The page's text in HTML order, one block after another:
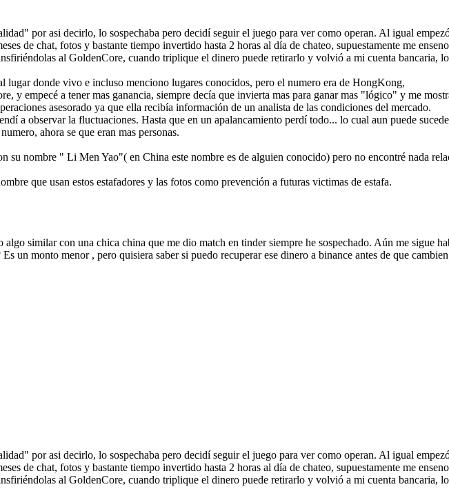
por asi decirlo, lo sospechaba pero decidí seguir el juego para ver como operan. Al igual
de chat, fotos y bastante tiempo invertido hasta 2 horas al día de chateo, supuestamente me
al GoldenCore, cuando triplique el dinero puede retirarlo y volvió a mi cuenta bancaria,
lugar donde vivo e incluso menciono lugares conocidos, pero el numero era de HongKong,
y empecé a tener mas ganancia, siempre decía que invierta mas para ganar mas "lógico" y me
asesorado ya que ella recibía información de un analista de las condiciones del mercado.
a observar la fluctuaciones. Hasta que en un apalancamiento perdí todo... lo cual aun puede
ahora se que eran mas personas.
su nombre " Li Men Yao"( en China este nombre es de alguien conocido) pero no encontré nada
que usan estos estafadores y las fotos como prevención a futuras victimas de estafa.
algo similar con una chica china que me dio match en tinder siempre he sospechado. Aún me sigue
un monto menor , pero quisiera saber si puedo recuperar ese dinero a binance antes de que
por asi decirlo, lo sospechaba pero decidí seguir el juego para ver como operan. Al igual
de chat, fotos y bastante tiempo invertido hasta 2 horas al día de chateo, supuestamente me
al GoldenCore, cuando triplique el dinero puede retirarlo y volvió a mi cuenta bancaria,